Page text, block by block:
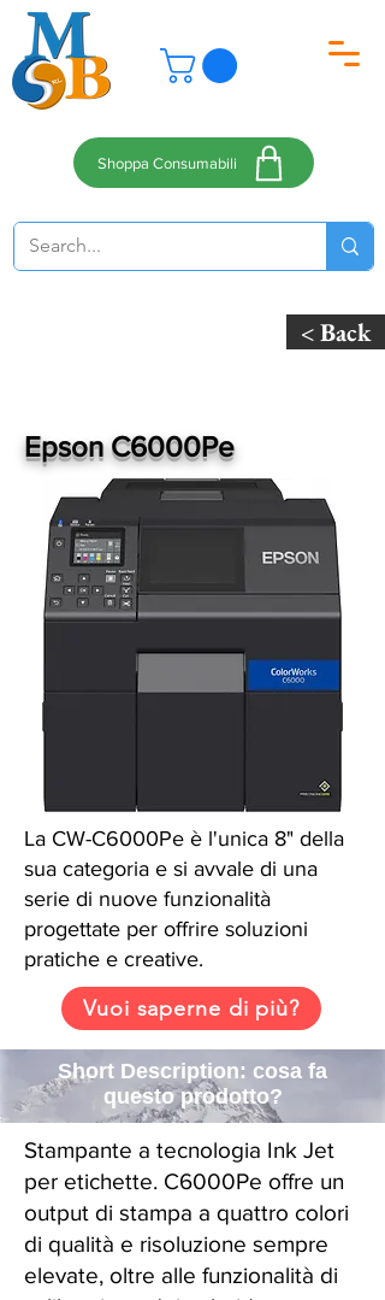
Shoppa Consumabili
< Back
Epson C6000Pe
La CW-C6000Pe è l'unica 8" della
sua categoria e si avvale di una
serie di nuove funzionalità
progettate per offrire soluzioni
pratiche e creative.
Vuoi saperne di più?
Short Description: cosa fa
questo prodotto?
Stampante a tecnologia Ink Jet
per etichette. C6000Pe offre un
output di stampa a quattro colori
di qualità e risoluzione sempre
elevate, oltre alle funzionalità di